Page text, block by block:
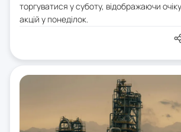
торгуватися у суботу, відображаючи
акцій у понеділок.